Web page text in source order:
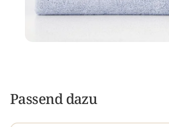
Passend dazu